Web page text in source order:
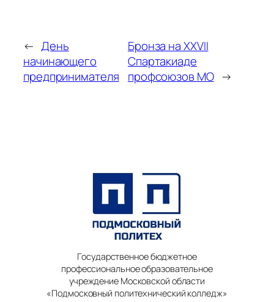
← День
начинающего
предпринимателя
Бронза на XXVII
Спартакиаде
профсоюзов МО →
Государственное бюджетное
профессиональное образовательное
учреждение Московской области
«Подмосковный политехнический колледж»